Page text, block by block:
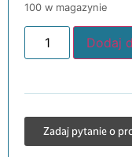
100 w magazynie
Dodaj
Zadaj pytanie o